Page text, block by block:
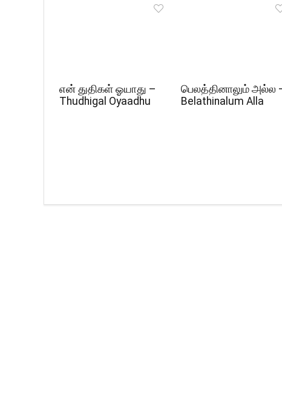
என் துதிகள் ஓயாது –
Thudhigal Oyaadhu
பெலத்தினாலும் அல்ல
Belathinalum Alla